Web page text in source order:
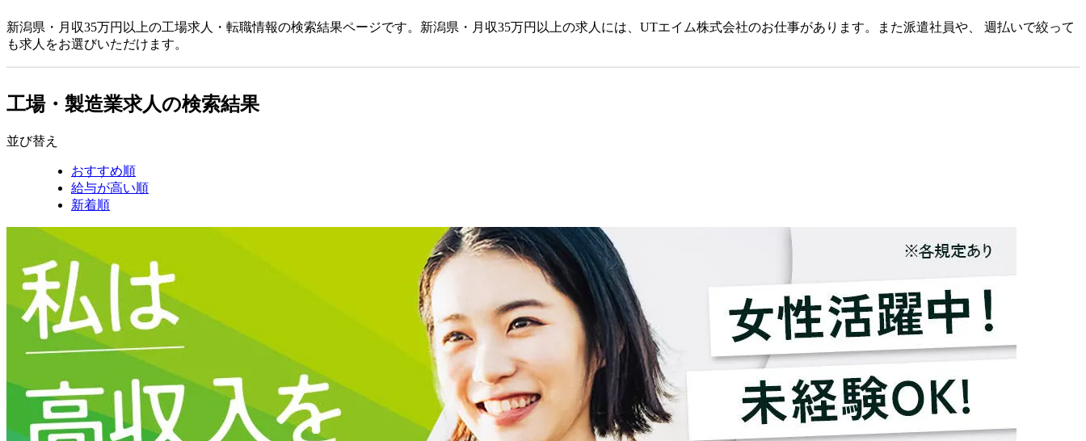
新潟県・月収35万円以上の工場求人・転職情報の検索結果ページです。新潟県・月収35万円以上の求人には、UTエイム株式会社のお仕事があります。また派遣社員や、 週払いで絞って
も求人をお選びいただけます。
工場・製造業求人の検索結果
並び替え
おすすめ順
給与が高い順
新着順